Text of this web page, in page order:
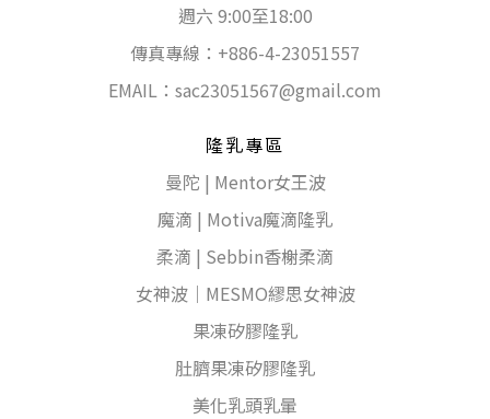
週六 9:00至18:00
傳真專線：+886-4-23051557
EMAIL： sac23051567@gmail.com
隆乳專區
曼陀 | Mentor女王波
魔滴 | Motiva魔滴隆乳
柔滴 | Sebbin香榭柔滴
女神波｜MESMO繆思女神波
果凍矽膠隆乳
肚臍果凍矽膠隆乳
美化乳頭乳暈